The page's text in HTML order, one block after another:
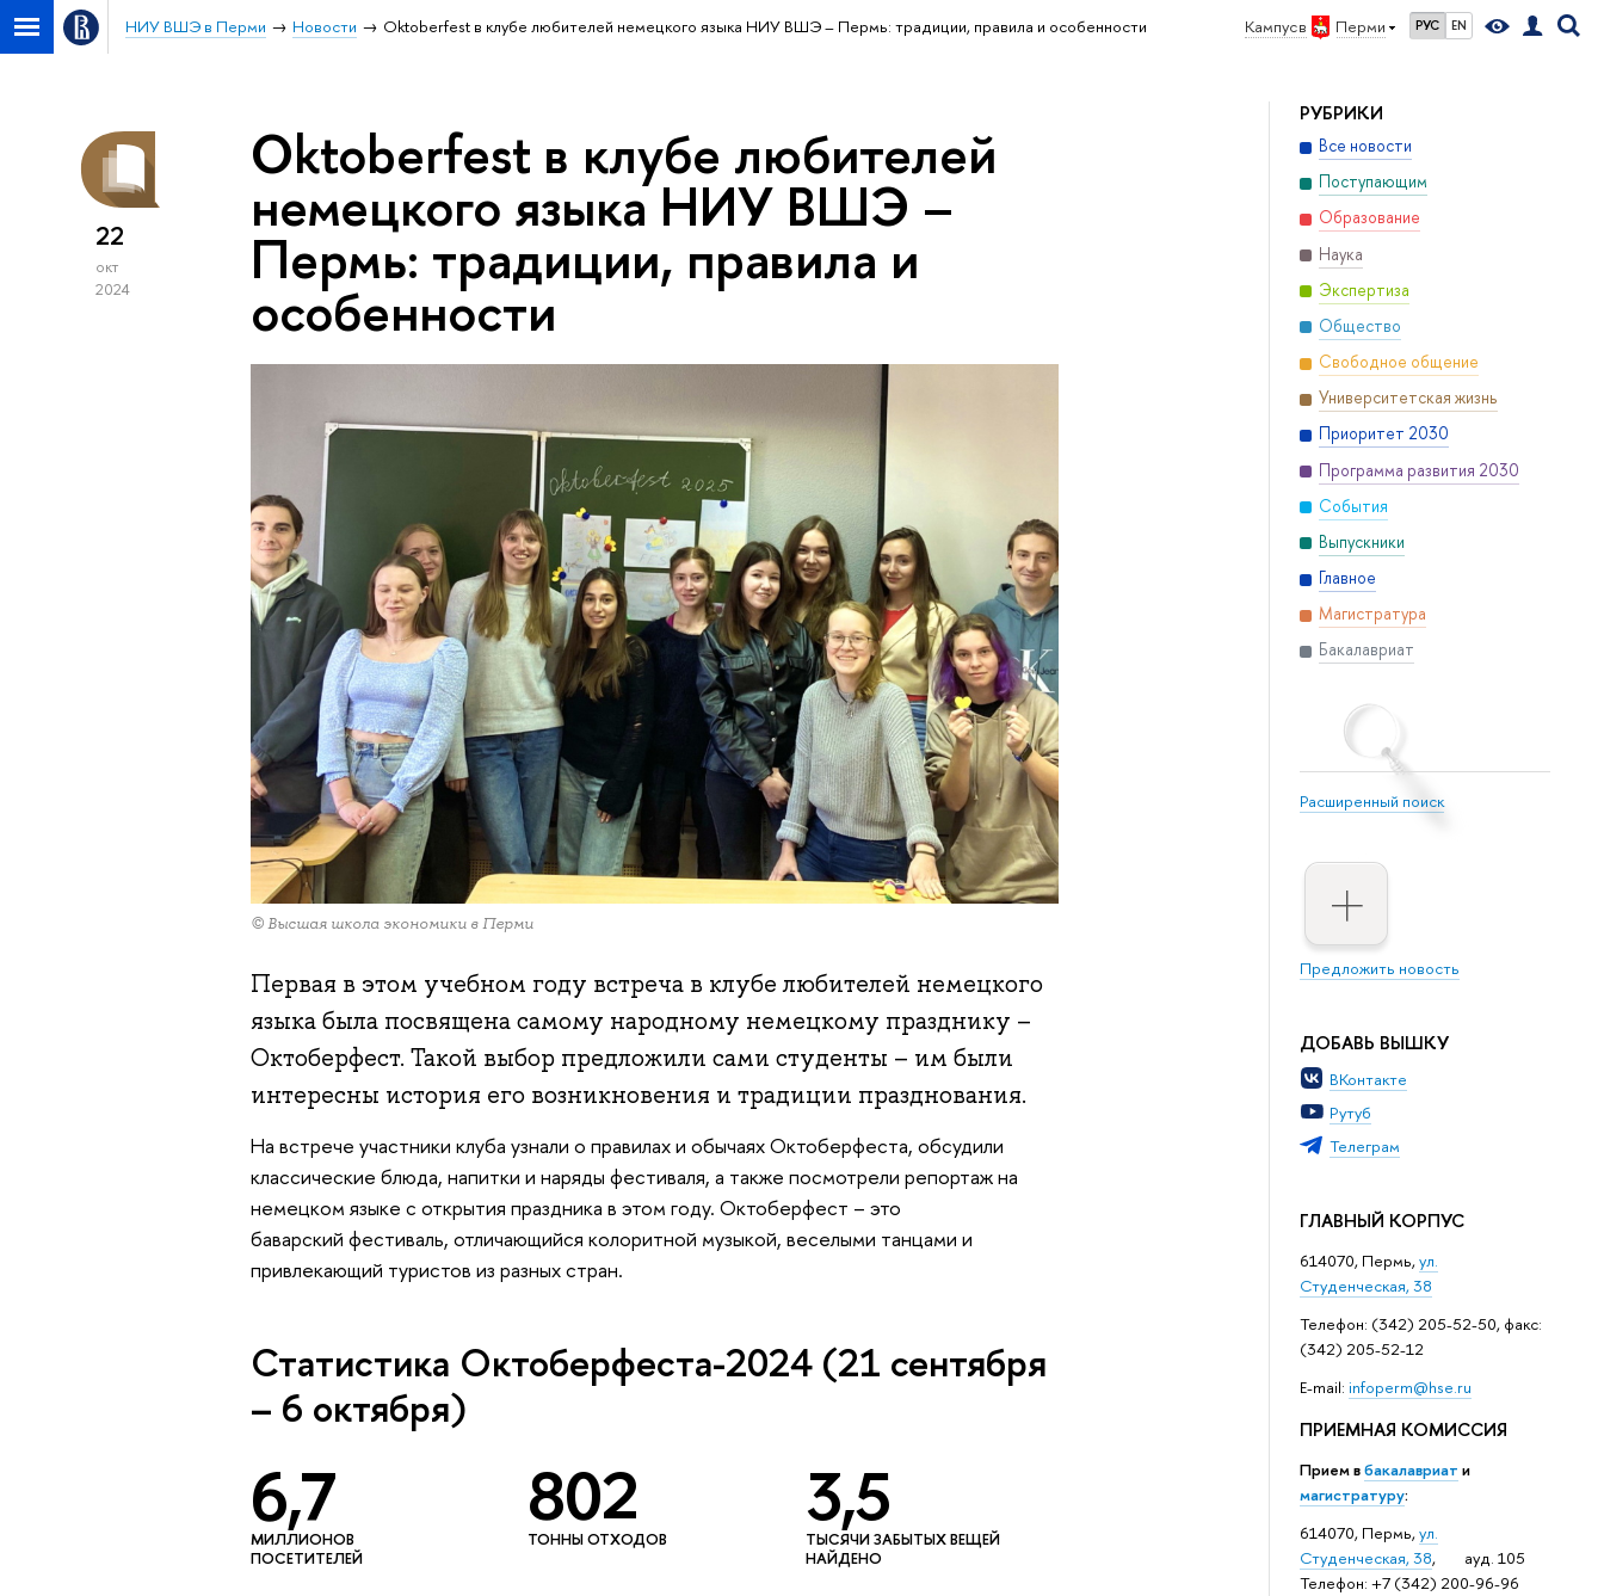
Кампус в Перми РУС EN
НИУ ВШЭ в Перми Новости Oktoberfest в клубе любителей немецкого языка НИУ ВШЭ – Пермь: традиции, правила и особенности
РУБРИКИ
Все новости
Поступающим
Образование
Наука
Экспертиза
Общество
Свободное общение
Университетская жизнь
Приоритет 2030
Программа развития 2030
События
Выпускники
Главное
Магистратура
Бакалавриат
Расширенный поиск
Предложить новость
ДОБАВЬ ВЫШКУ
ВКонтакте
Рутуб
Телеграм
ГЛАВНЫЙ КОРПУС
614070, Пермь,ул.
Студенческая, 38
Телефон: (342) 205-52-50, факс:
(342) 205-52-12
Е-mail: infoperm@hse.ru
ПРИЕМНАЯ КОМИССИЯ
Прием вбакалавриат и
магистратуру:
614070, Пермь,ул.
Студенческая, 38, ауд. 105
Телефон: +7 (342) 200-96-96
22
окт
2024
Oktoberfest в клубе любителей
немецкого языка НИУ ВШЭ –
Пермь: традиции, правила и
особенности
© Высшая школа экономики в Перми
Первая в этом учебном году встреча в клубе любителей немецкого
языка была посвящена самому народному немецкому празднику –
Октоберфест. Такой выбор предложили сами студенты – им были
интересны история его возникновения и традиции празднования.
На встрече участники клуба узнали о правилах и обычаях Октоберфеста, обсудили
классические блюда, напитки и наряды фестиваля, а также посмотрели репортаж на
немецком языке с открытия праздника в этом году. Октоберфест – это
баварский фестиваль, отличающийся колоритной музыкой, веселыми танцами и
привлекающий туристов из разных стран.
Статистика Октоберфеста-2024 (21 сентября
– 6 октября)
6,7
МИЛЛИОНОВ
ПОСЕТИТЕЛЕЙ
802
ТОННЫ ОТХОДОВ 3,5
ТЫСЯЧИ ЗАБЫТЫХ ВЕЩЕЙ
НАЙДЕНО